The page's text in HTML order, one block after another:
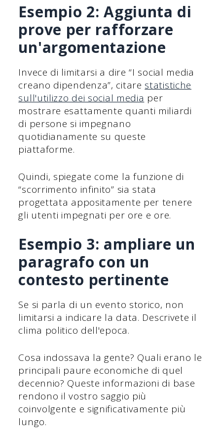
Esempio 2: Aggiunta di
prove per rafforzare
un'argomentazione
Invece di limitarsi a dire “I social media
creano dipendenza”, citare statistiche
sull'utilizzo dei social media per
mostrare esattamente quanti miliardi
di persone si impegnano
quotidianamente su queste
piattaforme.
Quindi, spiegate come la funzione di
“scorrimento infinito” sia stata
progettata appositamente per tenere
gli utenti impegnati per ore e ore.
Esempio 3: ampliare un
paragrafo con un
contesto pertinente
Se si parla di un evento storico, non
limitarsi a indicare la data. Descrivete il
clima politico dell'epoca.
Cosa indossava la gente? Quali erano le
principali paure economiche di quel
decennio? Queste informazioni di base
rendono il vostro saggio più
coinvolgente e significativamente più
lungo.